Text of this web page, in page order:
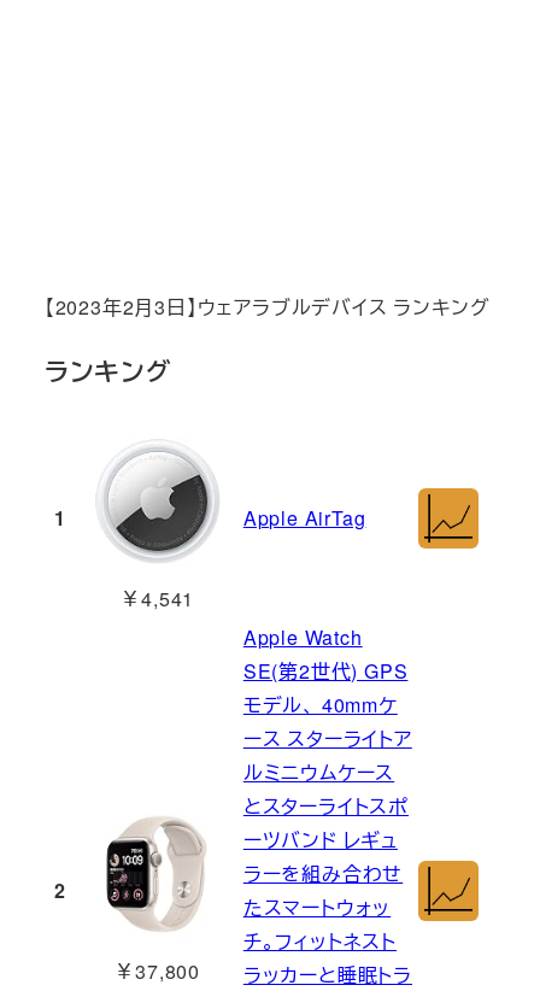
【2023年2月3日】ウェアラブルデバイス ランキング
ランキング
1
￥4,541
Apple AirTag
2
￥37,800
Apple Watch
SE(第2世代) GPS
モデル、 40mmケ
ース スターライトア
ルミニウムケース
とスターライトスポ
ーツバンド レギュ
ラーを組み合わせ
たスマートウォッ
チ。フィットネスト
ラッカーと睡眠トラ